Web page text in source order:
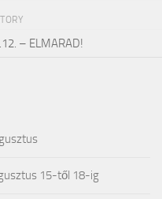
– ELMARAD!
15-től 18-ig